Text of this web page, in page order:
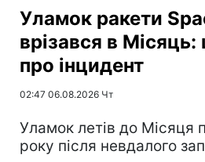
Уламок ракети
врізався в
про інцидент
02:47 06.08.2026 Чт
Уламок летів до Місяця
року після невдалого